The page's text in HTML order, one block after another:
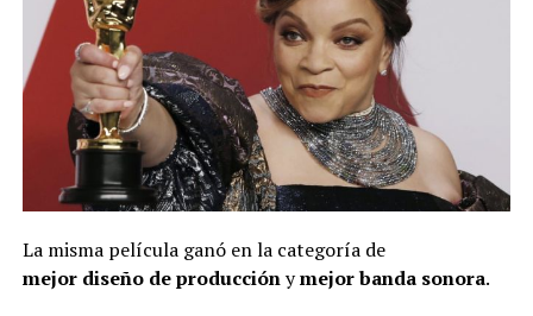
La misma película ganó en la categoría de
mejor diseño de producciónymejor banda sonora.